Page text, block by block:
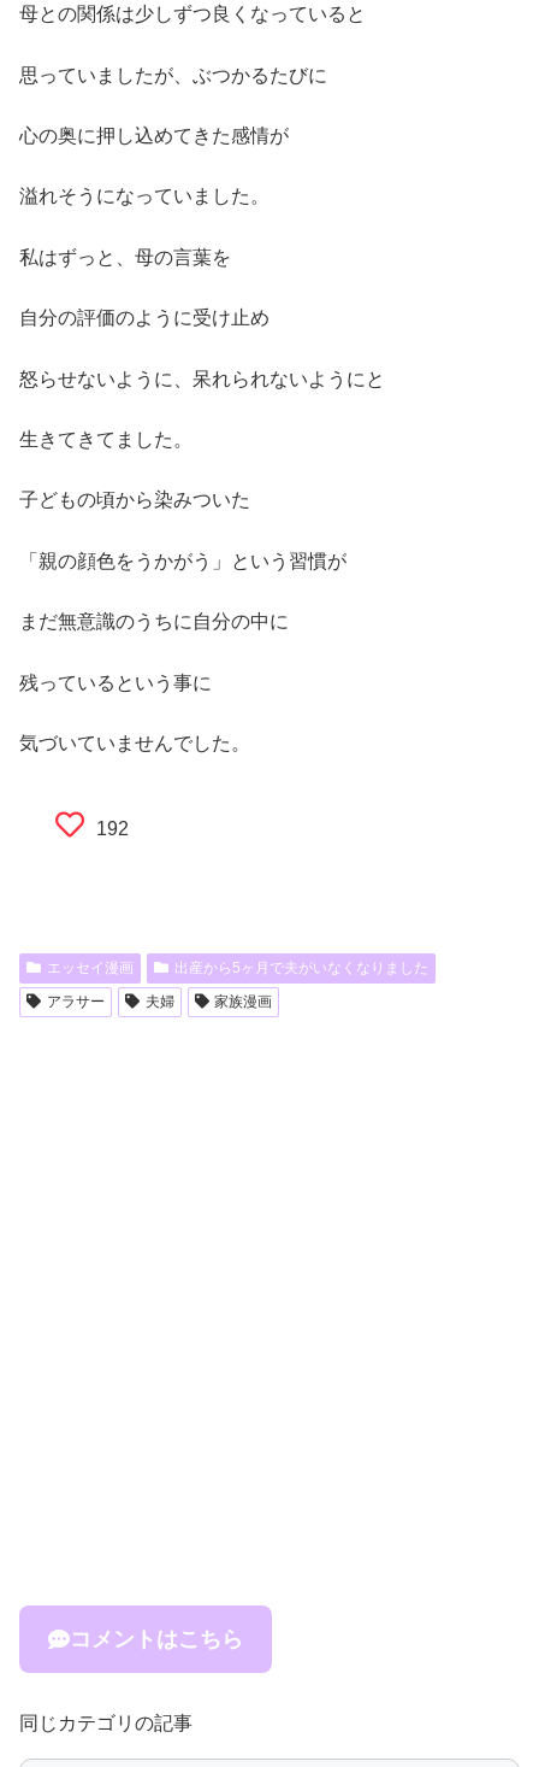
母との関係は少しずつ良くなっていると
思っていましたが、ぶつかるたびに
心の奥に押し込めてきた感情が
溢れそうになっていました。
私はずっと、母の言葉を
自分の評価のように受け止め
怒らせないように、呆れられないようにと
生きてきてました。
子どもの頃から染みついた
「親の顔色をうかがう」という習慣が
まだ無意識のうちに自分の中に
残っているという事に
気づいていませんでした。
192
エッセイ漫画
出産から5ヶ月で夫がいなくなりました
アラサー
夫婦 家族漫画
コメントはこちら
同じカテゴリの記事